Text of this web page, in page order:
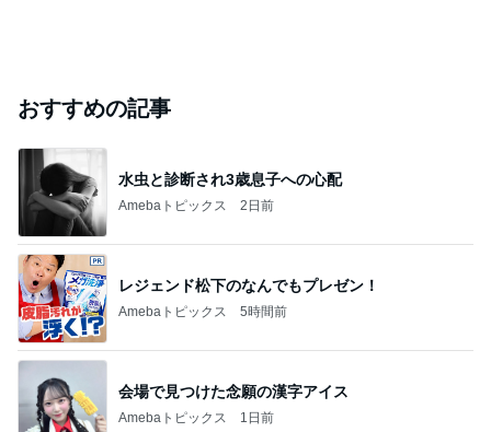
おすすめの記事
水虫と診断され3歳息子への心配
Amebaトピックス 2日前
レジェンド松下のなんでもプレゼン！
Amebaトピックス 5時間前
会場で見つけた念願の漢字アイス
Amebaトピックス 1日前